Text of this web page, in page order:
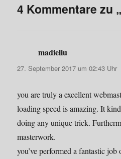
4 Kommentare zu
madieliu
27. September 2017 um 02:43 Uhr
you are truly a excellent
loading speed is amazing. It
doing any unique trick.
masterwork.
you’ve performed a fantastic job